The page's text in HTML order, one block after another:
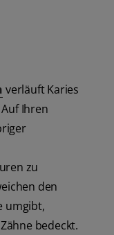
verläuft Karies
Ihren
zu
den
umgibt,
bedeckt.